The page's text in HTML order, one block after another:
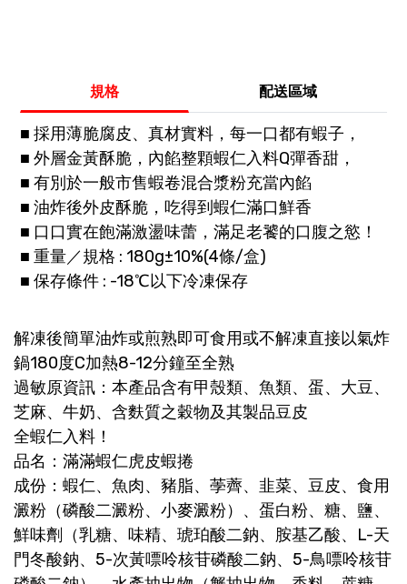
規格 配送區域
■ 採用薄脆腐皮、真材實料，每一口都有蝦子，
■ 外層金黃酥脆，內餡整顆蝦仁入料Q彈香甜，
■ 有別於一般市售蝦卷混合漿粉充當內餡
■ 油炸後外皮酥脆，吃得到蝦仁滿口鮮香
■ 口口實在飽滿激盪味蕾，滿足老饕的口腹之慾！
■ 重量／規格 : 180g±10%(4條/盒)
■ 保存條件 : -18℃以下冷凍保存
解凍後簡單油炸或煎熟即可食用或不解凍直接以氣炸
鍋180度C加熱8-12分鐘至全熟
過敏原資訊：本產品含有甲殼類、魚類、蛋、大豆、
芝麻、牛奶、含麩質之穀物及其製品豆皮
全蝦仁入料！
品名：滿滿蝦仁虎皮蝦捲
成份：蝦仁、魚肉、豬脂、荸薺、韭菜、豆皮、食用
澱粉（磷酸二澱粉、小麥澱粉）、蛋白粉、糖、鹽、
鮮味劑（乳糖、味精、琥珀酸二鈉、胺基乙酸、L-天
門冬酸鈉、5-次黃嘌呤核苷磷酸二鈉、5-鳥嘌呤核苷